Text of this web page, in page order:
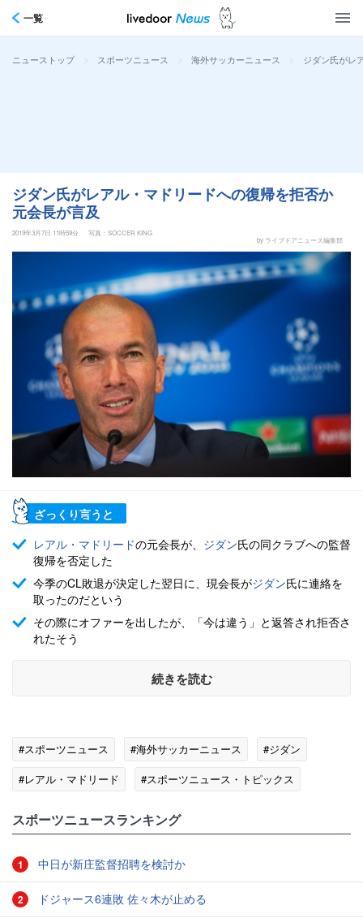
一覧
ニューストップ > スポーツニュース > 海外サッカーニュース > ジダン氏がレ
ジダン氏がレアル・マドリードへの復帰を拒否か
元会長が言及
2019年3月7日 11時59分
写真：SOCCER KING
by ライブドアニュース編集部
ざっくり言うと
レアル・マドリードの元会長が、 ジダン氏の同クラブへの監督
復帰を否定した
今季のCL敗退が決定した翌日に、現会長がジダン氏に連絡を
取ったのだという
その際にオファーを出したが、「今は違う」と返答され拒否さ
れたそう
続きを読む
#スポーツニュース #海外サッカーニュース
#ジダン
#レアル・マドリード
#スポーツニュース・トピックス
スポーツニュースランキング
1 中日が新庄監督招聘を検討か
2 ドジャース6連敗 佐々木が止める